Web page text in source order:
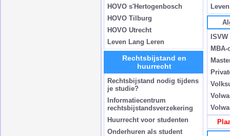
HOVO s'Hertogenbosch
HOVO Tilburg
HOVO Utrecht
Leven Lang Leren
Rechtsbijstand en
huurrecht
Rechtsbijstand nodig tijdens
je studie?
Informatiecentrum
rechtsbijstandsverzekering
Huurrecht voor studenten
Onderhuren als student
ISVW